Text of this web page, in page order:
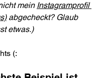
mein Instagramprofil
abgecheckt? Glaub
etwas.)
(: